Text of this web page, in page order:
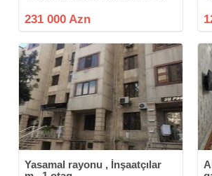
88 kv m olan qanuni 2 otaqli menzil
231 000 Azn
Yasamal rayonu , İnşaatçılar